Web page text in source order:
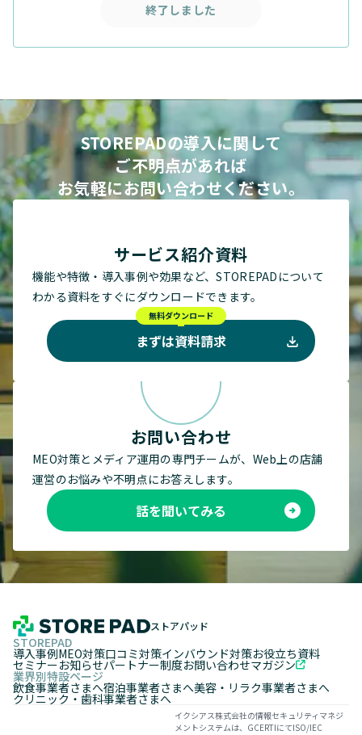
終了しました
STOREPADの導入に関して
ご不明点があれば
お気軽にお問い合わせください。
お問い合わせ
MEO対策とメディア運用の専門チームが、Web上の店舗
運営のお悩みや不明点にお答えします。
話を聞いてみる
サービス紹介資料
機能や特徴・導入事例や効果など、STOREPADについて
わかる資料をすぐにダウンロードできます。
無料ダウンロード
まずは資料請求
ストアパッド
STOREPAD
導入事例MEO対策口コミ対策インバウンド対策お役立ち資料
セミナーお知らせパートナー制度お問い合わせマガジン
業界別特設ページ
飲食事業者さまへ宿泊事業者さまへ美容・リラク事業者さまへ
クリニック・歯科事業者さまへ
イクシアス株式会社の情報セキュリティマネジ
メントシステムは、GCERTIにてISO/IEC